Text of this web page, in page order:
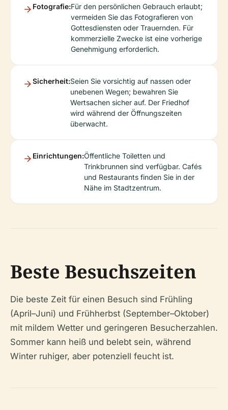
Fotografie:Für den persönlichen Gebrauch erlaubt;
vermeiden Sie das Fotografieren von
Gottesdiensten oder Trauernden. Für
kommerzielle Zwecke ist eine vorherige
Genehmigung erforderlich.
Sicherheit:Seien Sie vorsichtig auf nassen oder
unebenen Wegen; bewahren Sie
Wertsachen sicher auf. Der Friedhof
wird während der Öffnungszeiten
überwacht.
Einrichtungen:Öffentliche Toiletten und
Trinkbrunnen sind verfügbar. Cafés
und Restaurants finden Sie in der
Nähe im Stadtzentrum.
Beste Besuchszeiten
Die beste Zeit für einen Besuch sind Frühling
(April–Juni) und Frühherbst (September–Oktober)
mit mildem Wetter und geringeren Besucherzahlen.
Sommer kann heiß und belebt sein, während
Winter ruhiger, aber potenziell feucht ist.